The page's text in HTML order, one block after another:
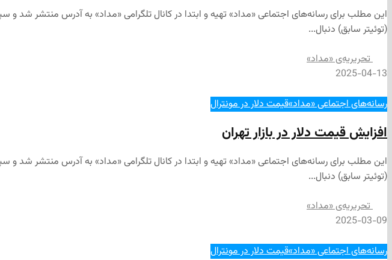
(توئیتر سابق) دنبال...
تحریریه‌ی «مداد»
2025-04-13
رسانه‌های اجتماعی «مداد»قیمت دلار در مونترال
افزایش قیمت دلار در بازار تهران
(توئیتر سابق) دنبال...
تحریریه‌ی «مداد»
2025-03-09
رسانه‌های اجتماعی «مداد»قیمت دلار در مونترال